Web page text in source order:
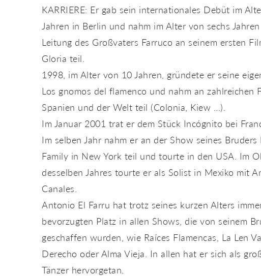
KARRIERE: Er gab sein internationales Debüt im
Jahren in Berlin und nahm im Alter von sechs
Leitung des Großvaters Farruco an seinem ersten
Gloria teil.
1998, im Alter von 10 Jahren, gründete er seine
Los gnomos del flamenco und nahm an zahlreichen
Spanien und der Welt teil (Colonia, Kiew …).
Im Januar 2001 trat er dem Stück Incógnito bei
Im selben Jahr nahm er an der Show seines
Family in New York teil und tourte in den USA. Im
desselben Jahres tourte er als Solist in Mexiko mit
Canales.
Antonio El Farru hat trotz seines kurzen Alters
bevorzugten Platz in allen Shows, die von seinem
geschaffen wurden, wie Raíces Flamencas, La Len
Derecho oder Alma Vieja. In allen hat er sich als
Tänzer hervorgetan.